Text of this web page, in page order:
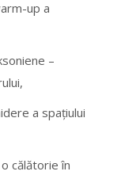
up a
–
a spațiului
călătorie în